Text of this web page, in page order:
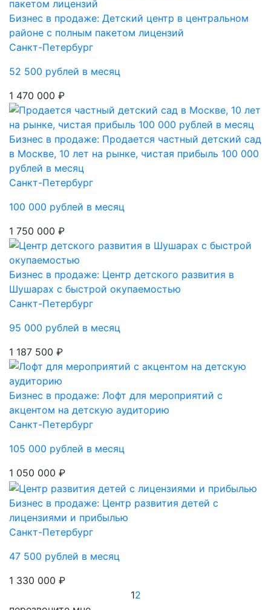
Бизнес в продаже: Детский центр в центральном
районе с полным пакетом лицензий
Санкт-Петербург
52 500 рублей в месяц
1 470 000 ₽
Бизнес в продаже: Продается частный детский сад
в Москве, 10 лет на рынке, чистая прибыль 100 000
рублей в месяц
Санкт-Петербург
100 000 рублей в месяц
1 750 000 ₽
Бизнес в продаже: Центр детского развития в
Шушарах с быстрой окупаемостью
Санкт-Петербург
95 000 рублей в месяц
1 187 500 ₽
Бизнес в продаже: Лофт для мероприятий с
акцентом на детскую аудиторию
Санкт-Петербург
105 000 рублей в месяц
1 050 000 ₽
Бизнес в продаже: Центр развития детей с
лицензиями и прибылью
Санкт-Петербург
47 500 рублей в месяц
1 330 000 ₽
12